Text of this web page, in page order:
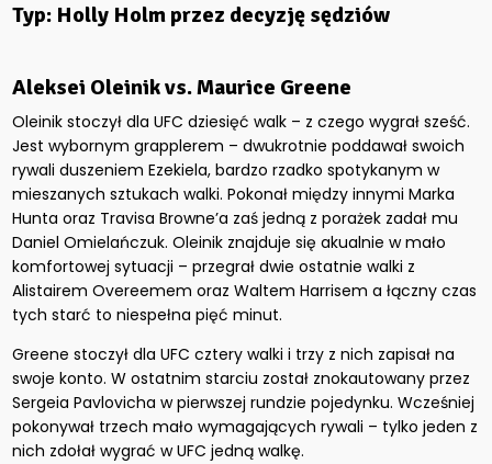
Typ: Holly Holm przez decyzję sędziów
Aleksei Oleinik vs. Maurice Greene
Oleinik stoczył dla UFC dziesięć walk – z czego wygrał sześć.
Jest wybornym grapplerem – dwukrotnie poddawał swoich
rywali duszeniem Ezekiela, bardzo rzadko spotykanym w
mieszanych sztukach walki. Pokonał między innymi Marka
Hunta oraz Travisa Browne’a zaś jedną z porażek zadał mu
Daniel Omielańczuk. Oleinik znajduje się akualnie w mało
komfortowej sytuacji – przegrał dwie ostatnie walki z
Alistairem Overeemem oraz Waltem Harrisem a łączny czas
tych starć to niespełna pięć minut.
Greene stoczył dla UFC cztery walki i trzy z nich zapisał na
swoje konto. W ostatnim starciu został znokautowany przez
Sergeia Pavlovicha w pierwszej rundzie pojedynku. Wcześniej
pokonywał trzech mało wymagających rywali – tylko jeden z
nich zdołał wygrać w UFC jedną walkę.